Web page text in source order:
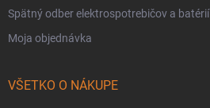
Spätný odber elektrospotrebičov a batérií
Moja objednávka
VŠETKO O NÁKUPE